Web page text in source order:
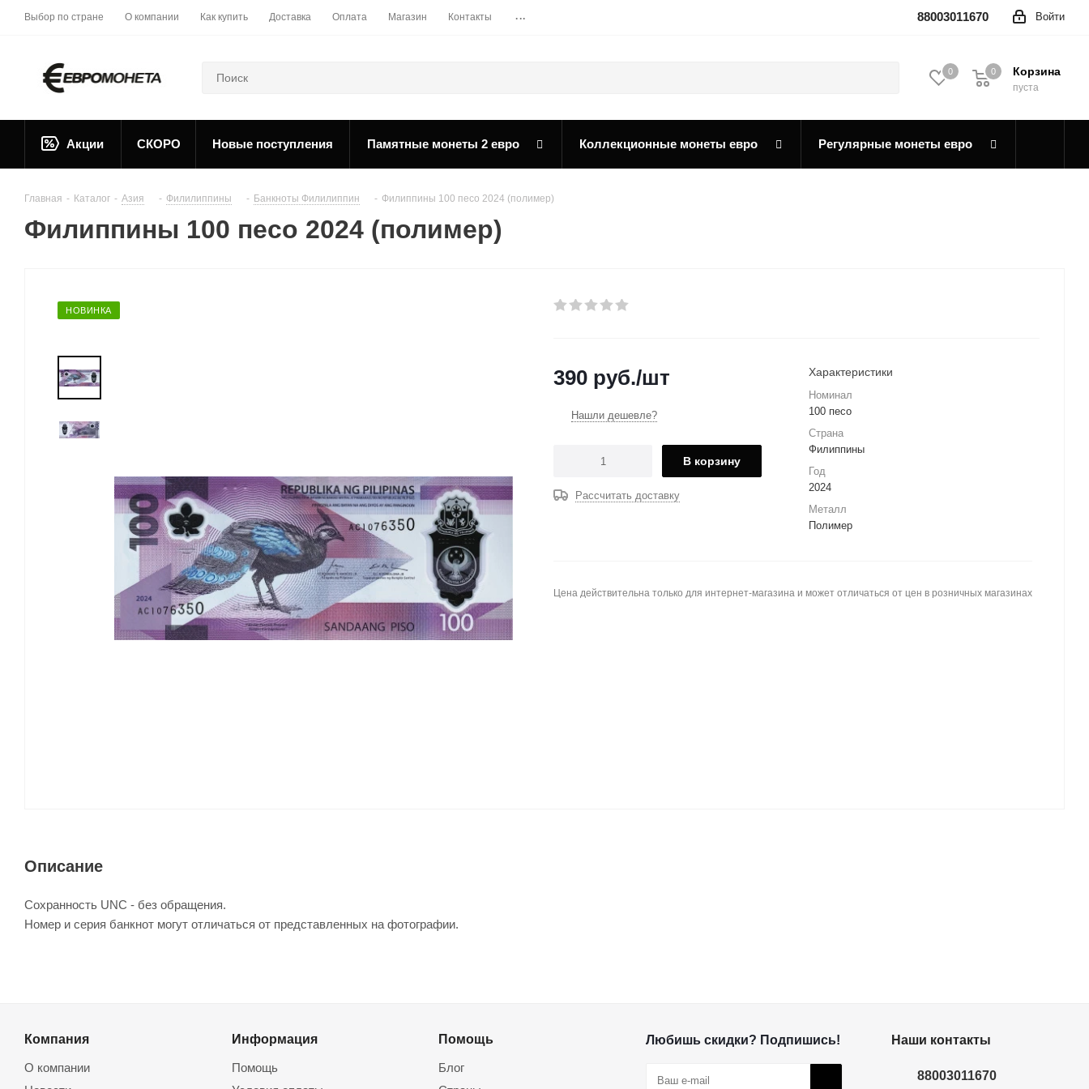
Выбор по стране О компании Как купить Доставка Оплата Магазин Контакты ... Войти
88003011670
0 Корзина
0
пуста
0
Акции СКОРО Новые поступления Памятные монеты 2 евро Коллекционные монеты евро Регулярные монеты евро
Главная - Каталог - Азия - Филилиппины - Банкноты Филилиппин - Филиппины 100 песо 2024 (полимер)
Филиппины 100 песо 2024 (полимер)
НОВИНКА
390 руб./шт
Нашли дешевле?
В корзину
Рассчитать доставку
Характеристики
Номинал
100 песо
Страна
Филиппины
Год
2024
Металл
Полимер
Цена действительна только для интернет-магазина и может отличаться от цен в розничных магазинах
Описание
Сохранность UNC - без обращения.
Номер и серия банкнот могут отличаться от представленных на фотографии.
Компания
О компании
Информация
Помощь
Помощь
Блог
Любишь скидки? Подпишись! Наши контакты
88003011670